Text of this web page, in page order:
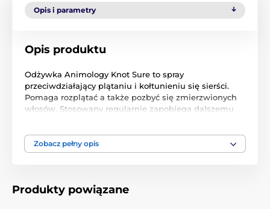
Opis i parametry
Opis produktu
Odżywka Animology Knot Sure to spray
przeciwdziałający plątaniu i kołtunieniu się sierści.
Pomaga rozplątać a także pozbyć się zmierzwionych
włosów. Stosowany regularnie zapobiega dalszemu
psów.Idealna podczas wystawy.
opakowanie łatwo można ukryć w kieszeni lub
Sposób użycia:
Zobacz pełny opis
Produkty powiązane